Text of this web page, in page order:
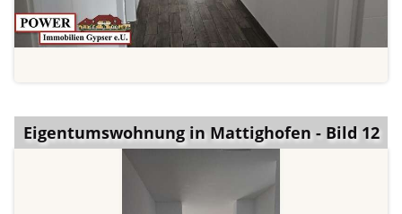
Eigentumswohnung in Mattighofen - Bild 12